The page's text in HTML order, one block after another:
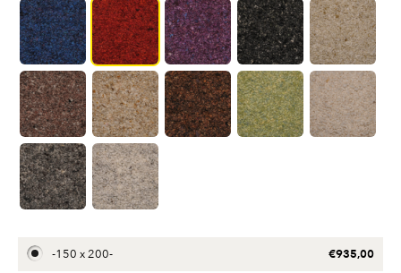
-150 x 200- €935,00